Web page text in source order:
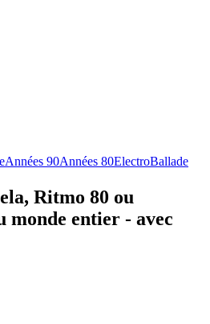
Années 90Années 80ElectroBallade
Ritmo 80 ou
monde entier - avec